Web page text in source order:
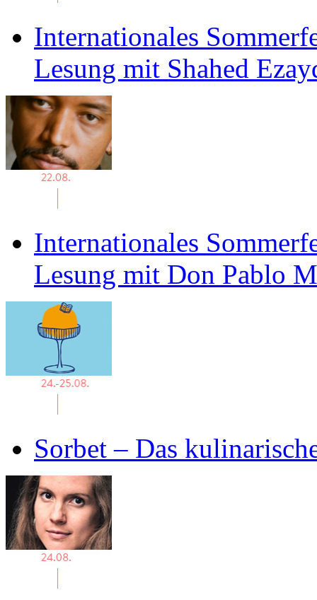
Internationales
Lesung mit Shahed
Internationales
Lesung mit Don Pablo
Sorbet – Das